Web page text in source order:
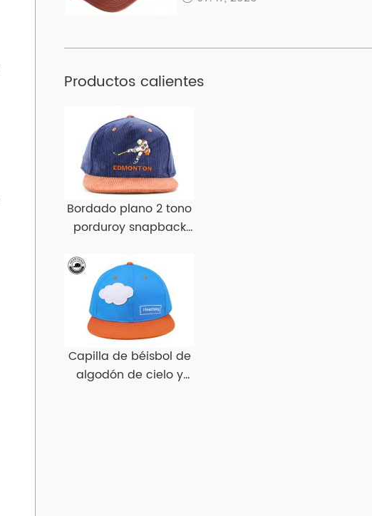
Productos calientes
Bordado plano 2 tono
porduroy snapback
Capilla de béisbol de
algodón de cielo y